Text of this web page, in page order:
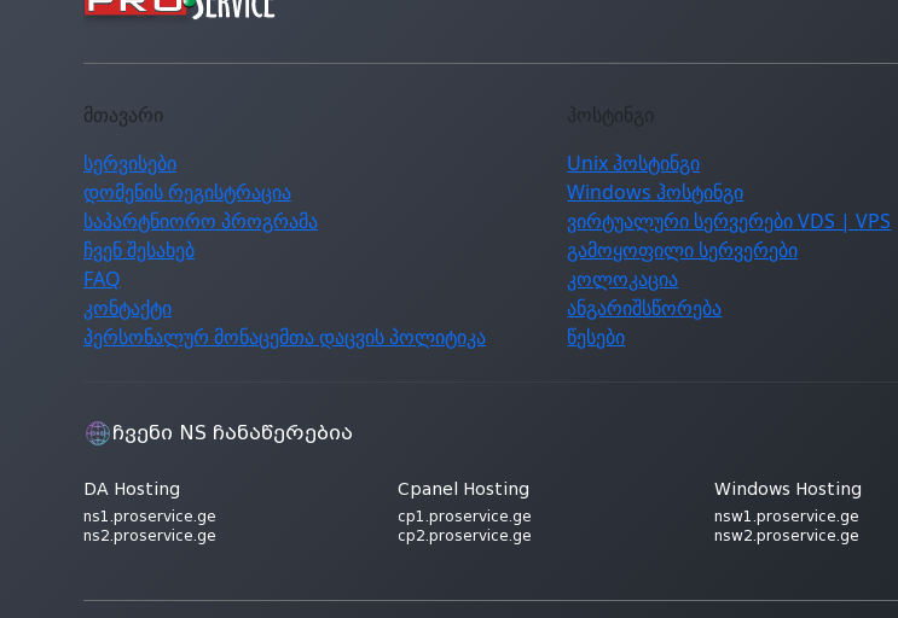
მთავარი
სერვისები
დომენის რეგისტრაცია
საპარტნიორო პროგრამა
ჩვენ შესახებ
FAQ
კონტაქტი
პერსონალურ მონაცემთა დაცვის პოლიტიკა
ჰოსტინგი
Unix ჰოსტინგი
Windows ჰოსტინგი
ვირტუალური სერვერები VDS | VPS
გამოყოფილი სერვერები
კოლოკაცია
ანგარიშსწორება
წესები
ჩვენი NS ჩანაწერებია
DA Hosting
ns1.proservice.ge
ns2.proservice.ge
Cpanel Hosting
cp1.proservice.ge
cp2.proservice.ge
Windows Hosting
nsw1.proservice.ge
nsw2.proservice.ge